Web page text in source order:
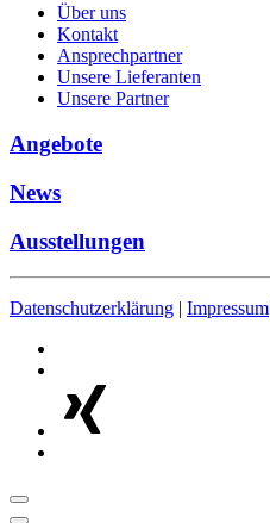
Über uns
Kontakt
Ansprechpartner
Unsere Lieferanten
Unsere Partner
Angebote
News
Ausstellungen
Datenschutzerklärung | Impressum